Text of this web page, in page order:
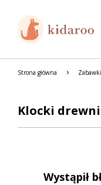
Strona główna Zabawki
Klocki
Wystąpił